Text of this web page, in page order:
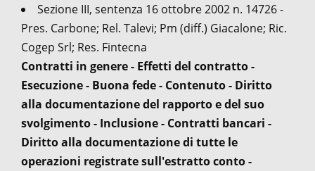
Sezione III, sentenza 16 ottobre 2002 n. 14726 -
Pres. Carbone; Rel. Talevi; Pm (diff.) Giacalone; Ric.
Cogep Srl; Res. Fintecna
Contratti in genere - Effetti del contratto -
Esecuzione - Buona fede - Contenuto - Diritto
alla documentazione del rapporto e del suo
svolgimento - Inclusione - Contratti bancari -
Diritto alla documentazione di tutte le
operazioni registrate sull'estratto conto -